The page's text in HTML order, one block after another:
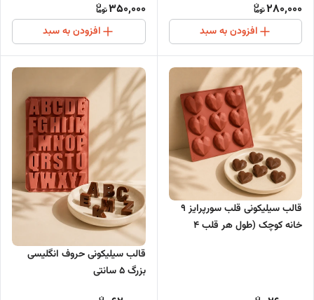
280,000
افزودن به سبد
350,000
افزودن به سبد
قالب سیلیکونی قلب سورپرایز 9
خانه کوچک (طول هر قلب 4
قالب سیلیکونی حروف انگلیسی
بزرگ 5 سانتی